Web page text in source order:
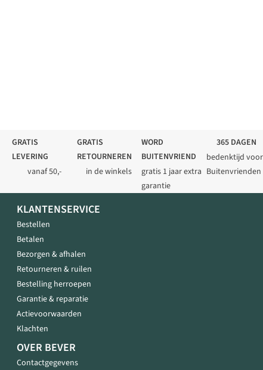
GRATIS
LEVERING
vanaf 50,-
GRATIS
RETOURNEREN
in de winkels
WORD
BUITENVRIEND
gratis 1 jaar extra
garantie
365 DAGEN
bedenktijd voor
Buitenvrienden
KLANTENSERVICE
Bestellen
Betalen
Bezorgen & afhalen
Retourneren & ruilen
Bestelling herroepen
Garantie & reparatie
Actievoorwaarden
Klachten
OVER BEVER
Contactgegevens